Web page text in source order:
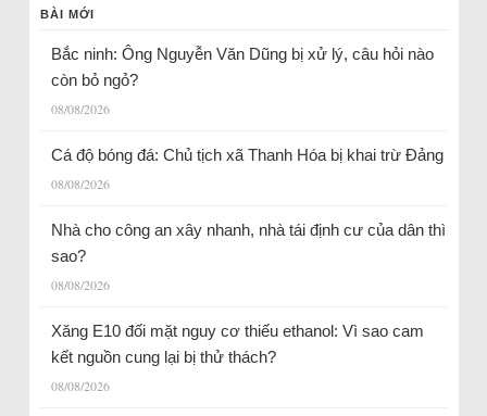
BÀI MỚI
Bắc ninh: Ông Nguyễn Văn Dũng bị xử lý, câu hỏi nào
còn bỏ ngỏ?
08/08/2026
Cá độ bóng đá: Chủ tịch xã Thanh Hóa bị khai trừ Đảng
08/08/2026
Nhà cho công an xây nhanh, nhà tái định cư của dân thì
sao?
08/08/2026
Xăng E10 đối mặt nguy cơ thiếu ethanol: Vì sao cam
kết nguồn cung lại bị thử thách?
08/08/2026